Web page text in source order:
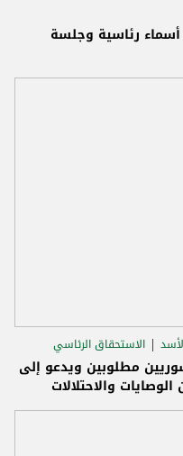
رئاسية وجلسة
الاستحقاق الرئاسي
مطلوبين ويدعو إلى
والاحتلالات